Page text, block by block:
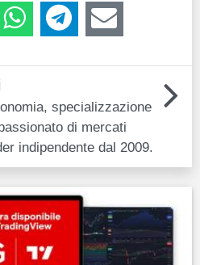
specializzazione
di mercati
indipendente dal 2009.